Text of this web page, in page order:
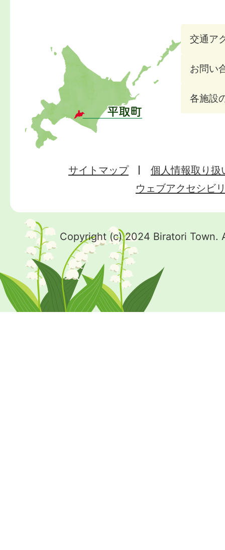
交通ア
お問い
各施設
サイトマップ
個人情報取り扱
ウェブアクセシビ
Copyright (c) 2024 Biratori Town.